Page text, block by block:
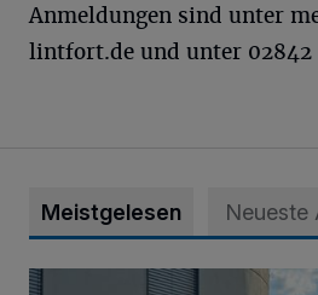
Anmeldungen sind unter
lintfort.de und unter
Meistgelesen Neueste
Junge Leute starten Ausbildung